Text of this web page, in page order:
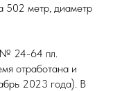
502 метр, диаметр
№ 24-64 пл.
отработана и
2023 года). В